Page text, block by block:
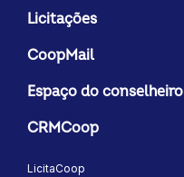
Licitações
CoopMail
Espaço do conselheiro
CRMCoop
LicitaCoop